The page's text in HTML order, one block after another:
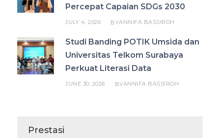
Percepat Capaian SDGs 2030
JULY 4, 2026 BYANNIFA BASSIROH
Studi Banding POTIK Umsida dan
Universitas Telkom Surabaya
Perkuat Literasi Data
JUNE 30, 2026 BYANNIFA BASSIROH
Prestasi